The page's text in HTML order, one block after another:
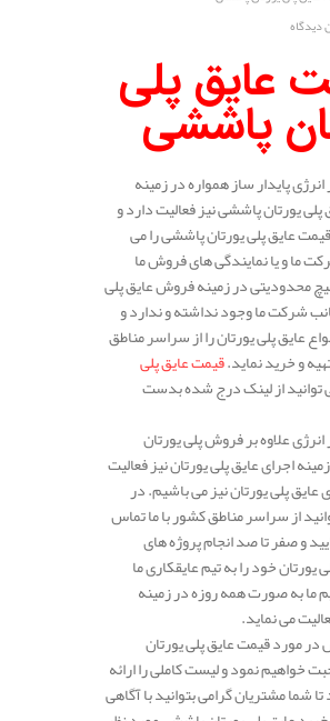
دیدگاه
عایق پلی
پاششی
پایدار ساز همواره در زمینه
یورتان پاششی نیز فعالیت دارد و
عایق پلی یورتان پاششی را می
ما و یا نمایندگی های فروش ما
محدودیتی در زمینه فروش عایق پلی
شرکت ما وجود نداشته و ندارد و
عایق پلی یورتان را از سراسر مناطق
و خرید نماید.قیمت عایق پلی
توانید از لینک درج شده بدست
علاوه بر فروش پلی یورتان
اجرای عایق پلی یورتان نیز فعالیت
عایق پلی یورتان نیز می باشیم. در
از سراسر مناطق کشور با ما تماس
و صفر تا صد انجام پروژه های
یورتان خود را به تیم عایقکاری ما
ما به صورت همه روزه در زمینه
می نماید.
مورد قیمت عایق پلی یورتان
خواهیم نمود و لیست کاملی را ارائه
شما مشتریان گرامی بتوانید با آگاهی